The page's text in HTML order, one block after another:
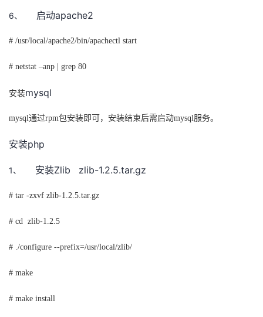
6、 启动apache2
# /usr/local/apache2/bin/apachectl start
# netstat –anp | grep 80
安装mysql
mysql通过rpm包安装即可，安装结束后需启动mysql服务。
安装php
1、 安装Zlib zlib-1.2.5.tar.gz
# tar -zxvf zlib-1.2.5.tar.gz
# cd zlib-1.2.5
# ./configure --prefix=/usr/local/zlib/
# make
# make install